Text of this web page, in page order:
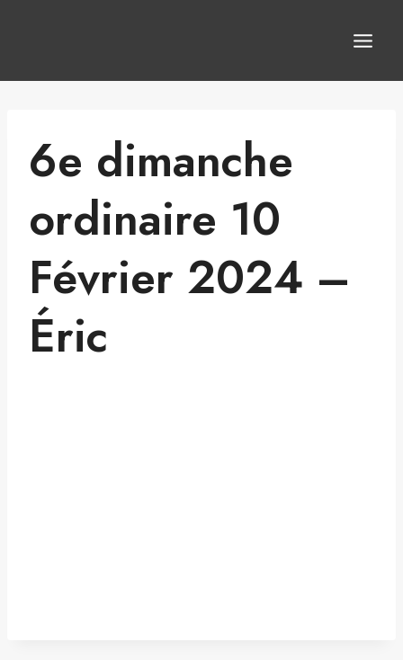
6e dimanche
ordinaire 10
Février 2024 –
Éric